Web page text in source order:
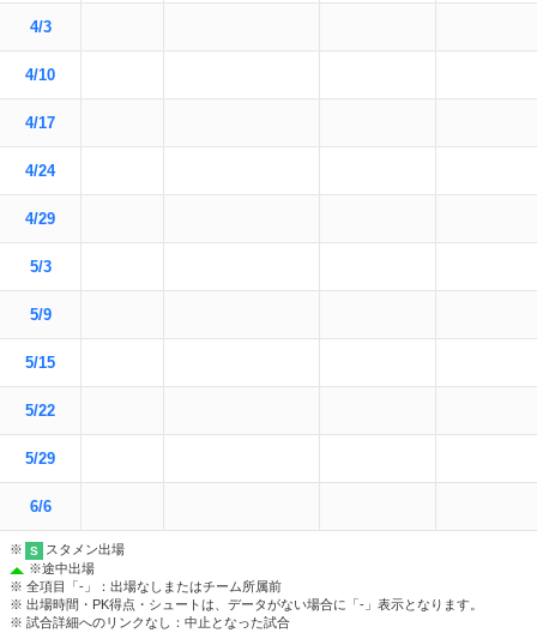
4/3
4/10
4/17
4/24
4/29
5/3
5/9
5/15
5/22
5/29
6/6
※ S
スタメン出場
※途中出場
※ 全項目「-」：出場なしまたはチーム所属前
※ 出場時間・PK得点・シュートは、データがない場合に「-」表示となります。
※ 試合詳細へのリンクなし：中止となった試合